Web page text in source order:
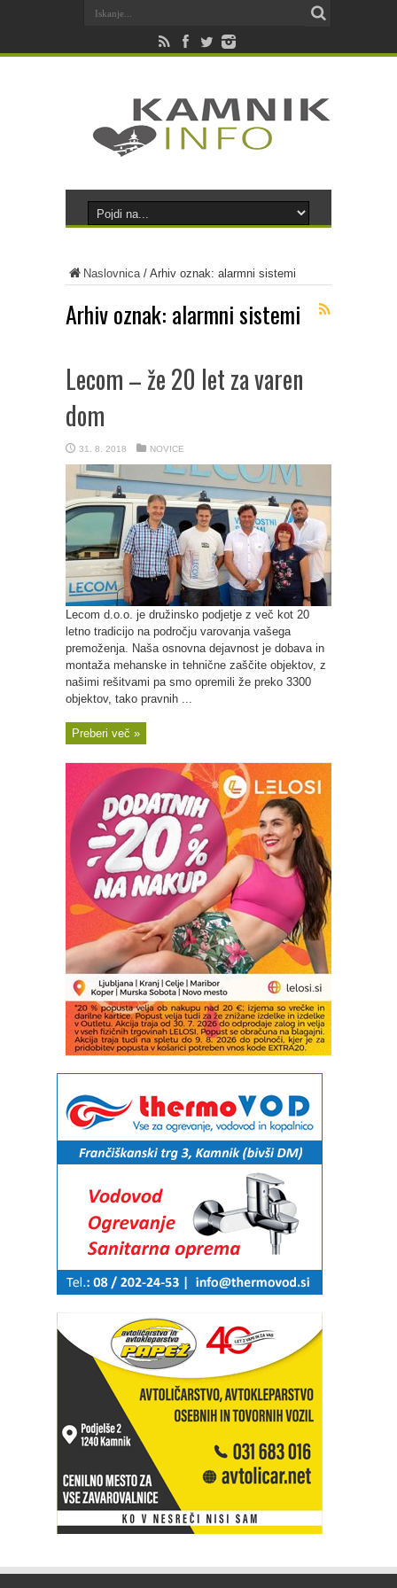
Naslovnica/ Arhiv oznak: alarmni sistemi
Arhiv oznak: alarmni sistemi
Lecom – že 20 let za varen
dom
31. 8. 2018 NOVICE
Lecom d.o.o. je družinsko podjetje z več kot 20
letno tradicijo na področju varovanja vašega
premoženja. Naša osnovna dejavnost je dobava in
montaža mehanske in tehnične zaščite objektov, z
našimi rešitvami pa smo opremili že preko 3300
objektov, tako pravnih ...
Preberi več »